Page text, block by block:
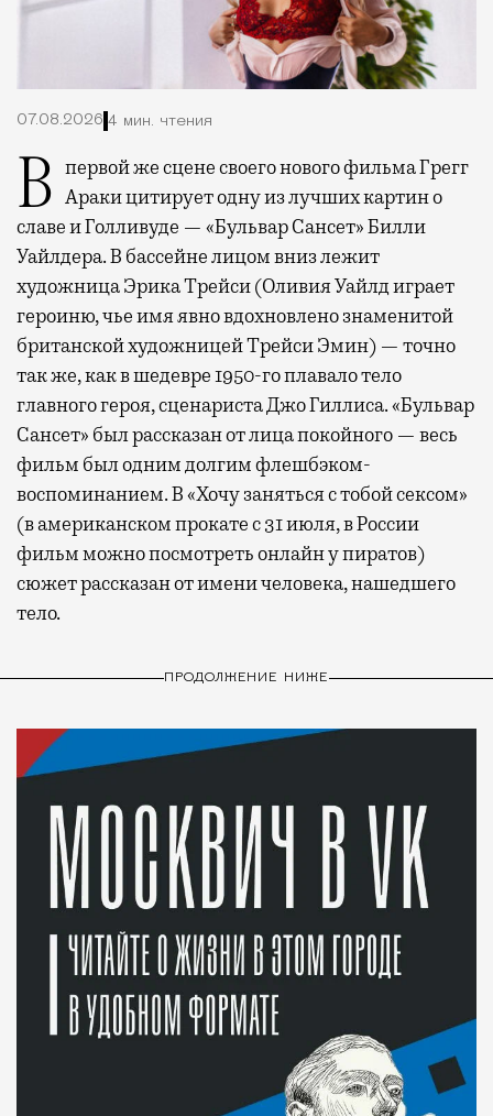
07.08.2026 4 мин. чтения
В первой же сцене своего нового фильма Грегг Араки цитирует одну из лучших картин о
славе и Голливуде — «Бульвар Сансет» Билли
Уайлдера. В бассейне лицом вниз лежит
художница Эрика Трейси (Оливия Уайлд играет
героиню, чье имя явно вдохновлено знаменитой
британской художницей Трейси Эмин) — точно
так же, как в шедевре 1950-го плавало тело
главного героя, сценариста Джо Гиллиса. «Бульвар
Сансет» был рассказан от лица покойного — весь
фильм был одним долгим флешбэком-
воспоминанием. В «Хочу заняться с тобой сексом»
(в американском прокате с 31 июля, в России
фильм можно посмотреть онлайн у пиратов)
сюжет рассказан от имени человека, нашедшего
тело.
ПРОДОЛЖЕНИЕ НИЖЕ